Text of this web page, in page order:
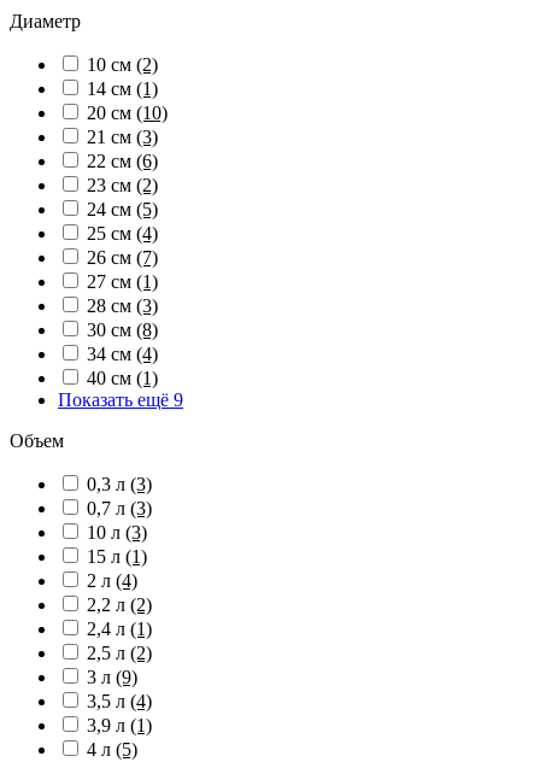
Диаметр
10 см (2)
14 см (1)
20 см (10)
21 см (3)
22 см (6)
23 см (2)
24 см (5)
25 см (4)
26 см (7)
27 см (1)
28 см (3)
30 см (8)
34 см (4)
40 см (1)
Показать ещё 9
Объем
0,3 л (3)
0,7 л (3)
10 л (3)
15 л (1)
2 л (4)
2,2 л (2)
2,4 л (1)
2,5 л (2)
3 л (9)
3,5 л (4)
3,9 л (1)
4 л (5)